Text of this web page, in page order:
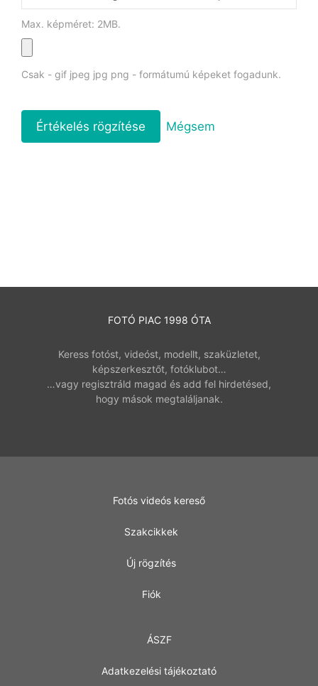
Max. képméret: 2MB.
Csak - gif jpeg jpg png - formátumú képeket fogadunk.
Mégsem
FOTÓ PIAC 1998 ÓTA
Keress fotóst, videóst, modellt, szaküzletet,
képszerkesztőt, fotóklubot…
…vagy regisztráld magad és add fel hirdetésed,
hogy mások megtaláljanak.
Fotós videós kereső
Szakcikkek
Új rögzítés
Fiók
ÁSZF
Adatkezelési tájékoztató